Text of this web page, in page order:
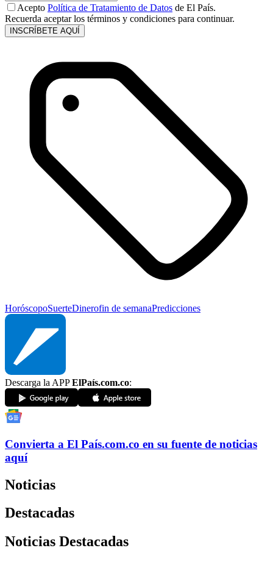
Acepto Política de Tratamiento de Datos de El País.
Recuerda aceptar los términos y condiciones para continuar.
INSCRÍBETE AQUÍ
HoróscopoSuerteDinerofin de semanaPredicciones
Descarga la APPElPaís.com.co:
Convierta a El País.com.co en su fuente de noticias
aquí
Noticias
Destacadas
Noticias Destacadas